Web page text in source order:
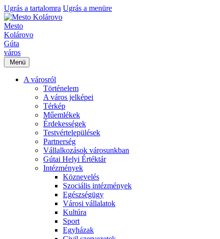
Ugrás a tartalomra Ugrás a menüre
Mesto
Kolárovo
Gúta
város
Menü
A városról
Történelem
A város jelképei
Térkép
Műemlékek
Érdekességek
Testvértelepülések
Partnerség
Vállalkozások városunkban
Gútai Helyi Értéktár
Intézmények
Köznevelés
Szociális intézmények
Egészségügy
Városi vállalatok
Kultúra
Sport
Egyházak